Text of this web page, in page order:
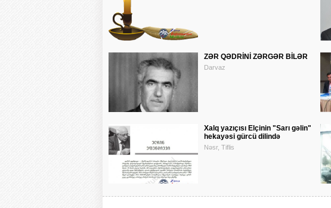
ZƏR QƏDRİNİ ZƏRGƏR BİLƏR
Darvaz
Xalq yazıçısı Elçinin "Sarı gəlin"
hekayəsi gürcü dilində
Nəsr, Tiflis